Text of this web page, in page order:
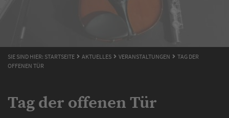
SIE SIND HIER: STARTSEITE AKTUELLES VERANSTALTUNGEN
TAG DER
OFFENEN TÜR
Tag der offenen Tür